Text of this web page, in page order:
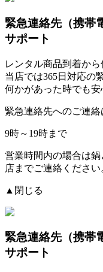
緊急連絡先（携帯
サポート
レンタル商品到着か
当店では365日対応の
何かがあった時でも安
緊急連絡先へのご連絡
9時～19時まで
営業時間内の場合は
店までご連絡ください
▲閉じる
緊急連絡先（携帯
サポート